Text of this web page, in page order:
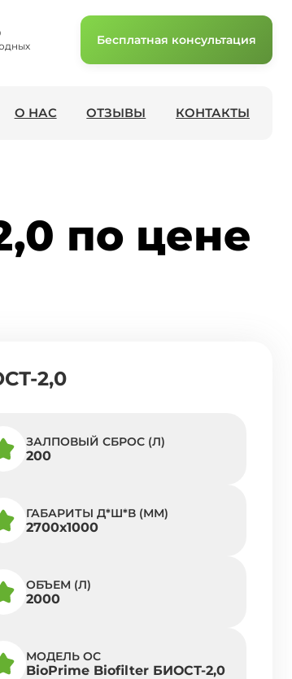
Бесплатная консультация
О НАС ОТЗЫВЫ КОНТАКТЫ
по цене
2,0
ЗАЛПОВЫЙ СБРОС (Л)
200
ГАБАРИТЫ Д*Ш*В (ММ)
2700х1000
ОБЪЕМ (Л)
2000
МОДЕЛЬ ОС
BioPrime Biofilter БИОСТ-2,0